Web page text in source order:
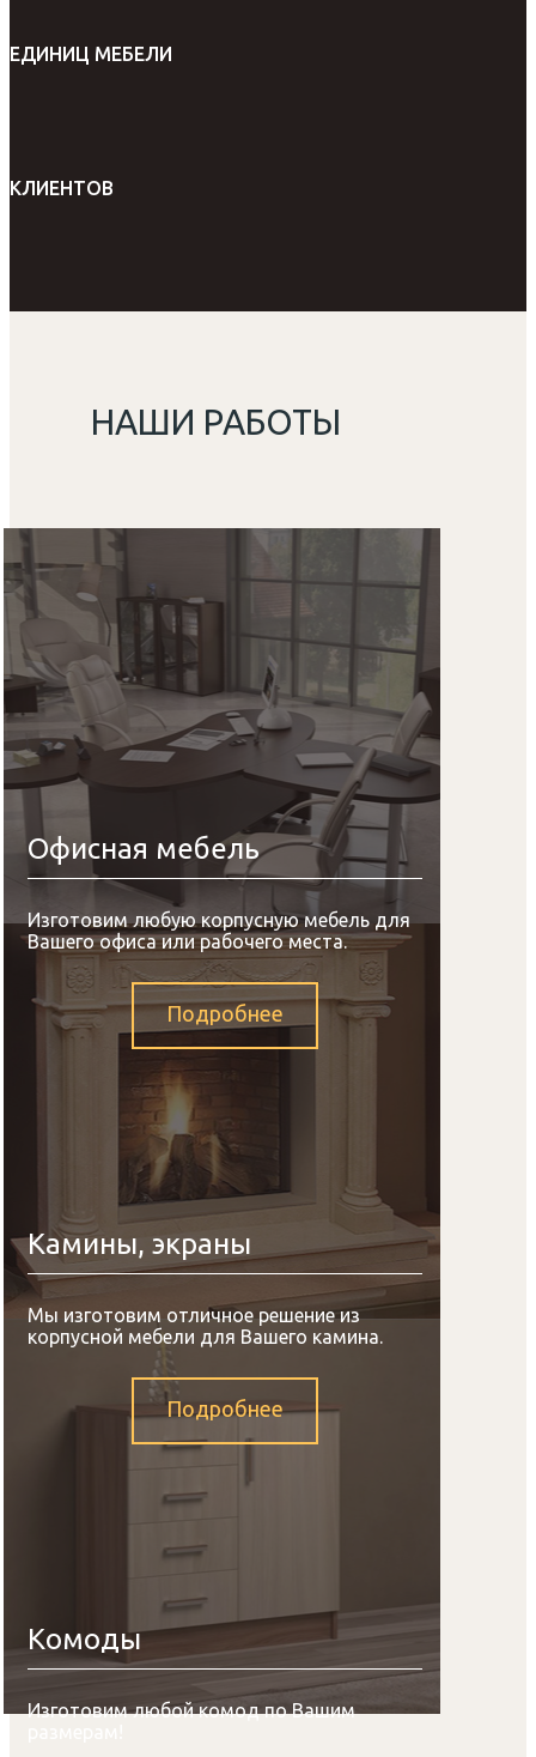
ЕДИНИЦ МЕБЕЛИ
КЛИЕНТОВ
НАШИ РАБОТЫ
Офисная мебель
Изготовим любую корпусную мебель для
Вашего офиса или рабочего места.
Подробнее
Камины, экраны
Мы изготовим отличное решение из
корпусной мебели для Вашего камина.
Подробнее
Комоды
Изготовим любой комод по Вашим